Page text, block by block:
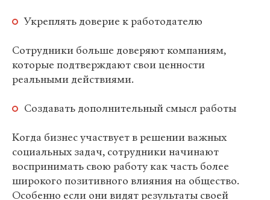
Укреплять доверие к работодателю
Сотрудники больше доверяют компаниям,
которые подтверждают свои ценности
реальными действиями.
Создавать дополнительный смысл работы
Когда бизнес участвует в решении важных
социальных задач, сотрудники начинают
воспринимать свою работу как часть более
широкого позитивного влияния на общество.
Особенно если они видят результаты своей